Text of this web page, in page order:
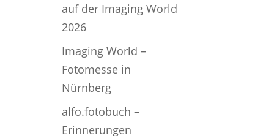
auf der Imaging World
2026
Imaging World –
Fotomesse in
Nürnberg
alfo.fotobuch –
Erinnerungen